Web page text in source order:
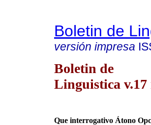
Boletin de
versión impresa
Boletin de
Linguistica v.17
Que interrogativo Átono